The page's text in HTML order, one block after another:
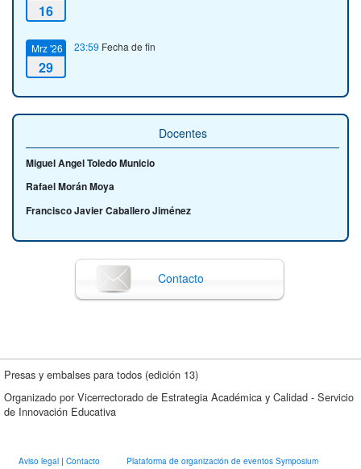
16
Mrz '26
29
23:59 Fecha de fin
Docentes
Miguel Angel Toledo Municio
Rafael Morán Moya
Francisco Javier Caballero Jiménez
Contacto
Presas y embalses para todos (edición 13)
Organizado por Vicerrectorado de Estrategia Académica y Calidad - Servicio
de Innovación Educativa
Aviso legal | Contacto
Plataforma de organización de eventos Symposium